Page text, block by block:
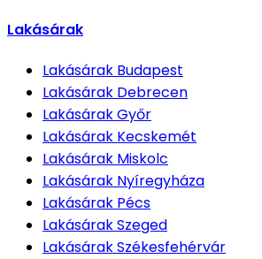
Lakásárak
Lakásárak Budapest
Lakásárak Debrecen
LakásárakGyőr
Lakásárak Kecskemét
Lakásárak Miskolc
Lakásárak Nyíregyháza
Lakásárak Pécs
LakásárakSzeged
LakásárakSzékesfehérvár